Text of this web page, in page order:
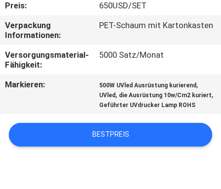
TRETEN
SIE
MIT
UNS
IN
NACHRICHTEN
Preis:
650USD/SET
Verpackung
Informationen:
PET-Schaum mit Kartonkasten
Versorgungsmaterial-
Fähigkeit:
5000 Satz/Monat
Markieren: 500W UVled Ausrüstung kurierend ,
UVled , die Ausrüstung 10w/Cm2 kuriert,
Geführter UVdrucker Lamp ROHS
BESTPREIS